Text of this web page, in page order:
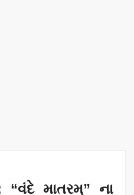
“વંદે માતરમ્” ના